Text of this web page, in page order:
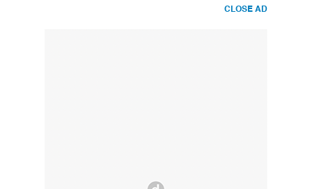
CLOSE AD